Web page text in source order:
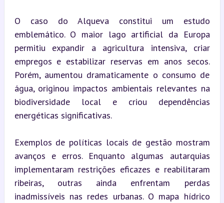
O caso do Alqueva constitui um estudo
emblemático. O maior lago artificial da Europa
permitiu expandir a agricultura intensiva, criar
empregos e estabilizar reservas em anos secos.
Porém, aumentou dramaticamente o consumo de
água, originou impactos ambientais relevantes na
biodiversidade local e criou dependências
energéticas significativas.
Exemplos de políticas locais de gestão mostram
avanços e erros. Enquanto algumas autarquias
implementaram restrições eficazes e reabilitaram
ribeiras, outras ainda enfrentam perdas
inadmissíveis nas redes urbanas. O mapa hídrico